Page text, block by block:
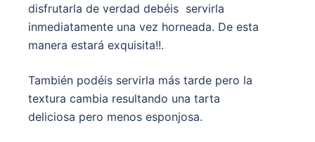
disfrutarla de verdad debéis servirla
inmediatamente una vez horneada. De esta
manera estará exquisita!!.
También podéis servirla más tarde pero la
textura cambia resultando una tarta
deliciosa pero menos esponjosa.